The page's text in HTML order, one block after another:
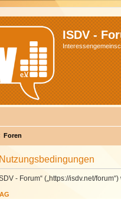
ISDV -
Foren
- Forum“ („https://isdv.net/